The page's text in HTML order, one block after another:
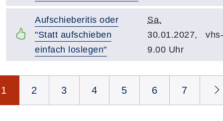
Aufschieberitis oder
"Statt aufschieben
einfach loslegen"
Sa.
30.01.2027,
9.00 Uhr
1 2 3 4 5 6 7